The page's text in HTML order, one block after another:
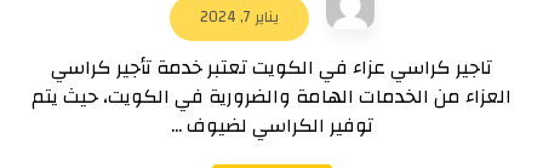
يناير 7, 2024
تاجير كراسي عزاء في الكويت تعتبر خدمة تأجير كراسي
العزاء من الخدمات الهامة والضرورية في الكويت، حيث يتم
توفير الكراسي لضيوف ...